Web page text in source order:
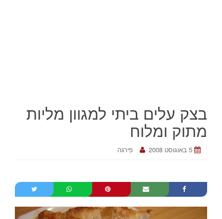
בצק עלים ביתי למגוון מליות
מתוק ומלוח
5 באוגוסט 2008 פירגה